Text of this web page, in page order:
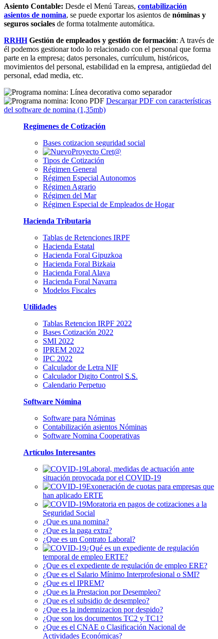
Asiento Contable: Desde el Menú Tareas, contabilización
asientos de nomina, se puede exportar los asientos de nóminas y
seguros sociales de forma totalmente automática.
RRHHGestión de empleados y gestión de formación: A través de
él podemos gestionar todo lo relacionado con el personal que forma
parte en la empresa; datos personales, currículum, históricos,
movimientos del personal, estabilidad en la empresa, antigüedad del
personal, edad media, etc.
Descargar PDF con características
del software de nomina (1,35mb)
Regímenes de Cotización
Bases cotizacion seguridad social
Proyecto Cret@
Tipos de Cotización
Régimen General
Régimen Especial Autonomos
Régimen Agrario
Régimen del Mar
Régimen Especial de Empleados de Hogar
Hacienda Tributaria
Tablas de Retenciones IRPF
Hacienda Estatal
Hacienda Foral Gipuzkoa
Hacienda Foral Bizkaia
Hacienda Foral Alava
Hacienda Foral Navarra
Modelos Fiscales
Utilidades
Tablas Retencion IRPF 2022
Bases Cotización 2022
SMI 2022
IPREM 2022
IPC 2022
Calculador de Letra NIF
Calculador Digito Control S.S.
Calendario Perpetuo
Software Nómina
Software para Nóminas
Contabilización asientos Nóminas
Software Nomina Cooperativas
Artículos Interesantes
Laboral, medidas de actuación ante
situación provocada por el COVID-19
Exoneración de cuotas para empresas que
han aplicado ERTE
Moratoria en pagos de cotizaciones a la
Seguridad Social
¿Que es una nomina?
¿Que es la paga extra?
¿Que es un Contrato Laboral?
¿Qué es un expediente de regulación
temporal de empleo ERTE?
¿Que es el expediente de regulación de empleo ERE?
¿Que es el Salario Mínimo Interprofesional o SMI?
¿Que es el IPREM?
¿Que es la Prestacion por Desempleo?
¿Que es el subsidio de desempleo?
¿Que es la indemnizacion por despido?
¿Que son los documentos TC2 y TC1?
¿Que es el CNAE o Clasificación Nacional de
Actividades Económicas?